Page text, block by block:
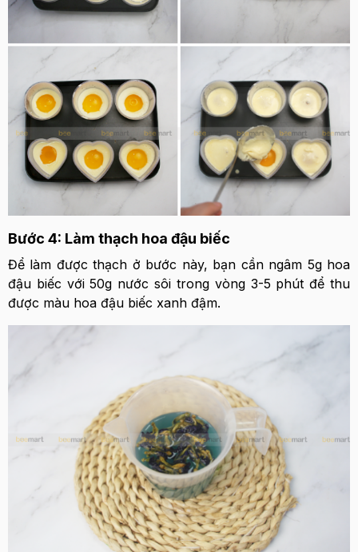
Bước 4: Làm thạch hoa đậu biếc
Để làm được thạch ở bước này, bạn cần ngâm 5g hoa
đậu biếc với 50g nước sôi trong vòng 3-5 phút để thu
được màu hoa đậu biếc xanh đậm.